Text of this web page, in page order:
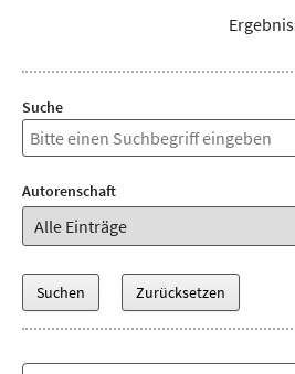
Suche
Autorenschaft